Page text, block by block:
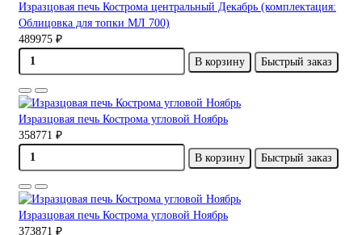
Изразцовая печь Кострома центральный Декабрь (комплектация:
Облицовка для топки МЛ 700)
489975 ₽
В корзину
Быстрый заказ
Изразцовая печь Кострома угловой Ноябрь
358771 ₽
В корзину
Быстрый заказ
Изразцовая печь Кострома угловой Ноябрь
373871 ₽